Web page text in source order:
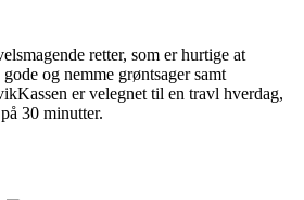
retter, som er hurtige at
og nemme grøntsager samt
er velegnet til en travl hverdag,
30 minutter.